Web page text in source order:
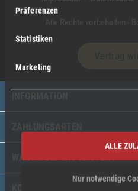
Präferenzen
Statistiken
Marketing
ALLE
Nur notwendige
WARUM BEI UNS KAUFEN?